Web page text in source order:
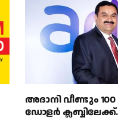
അദാനി വീണ്ടും
ഡോളർ ക്ലബ്ബിലേക്ക്.